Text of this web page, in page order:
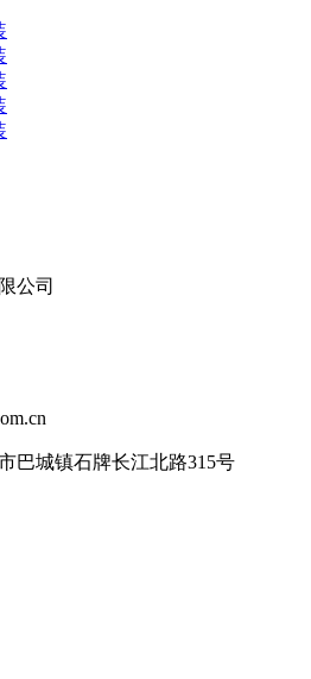
公司
巴城镇石牌长江北路315号